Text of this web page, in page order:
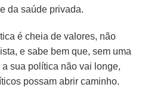
da saúde privada.
é cheia de valores, não
e sabe bem que, sem uma
sua política não vai longe,
possam abrir caminho.